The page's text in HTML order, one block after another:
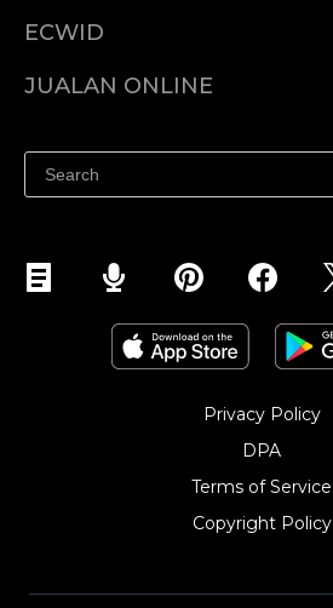
ECWID
Pusat Bantuan
JUALAN ONLINE
Jualan di Facebook
Privacy Policy
DPA
Terms of Service
Copyright Policy‎